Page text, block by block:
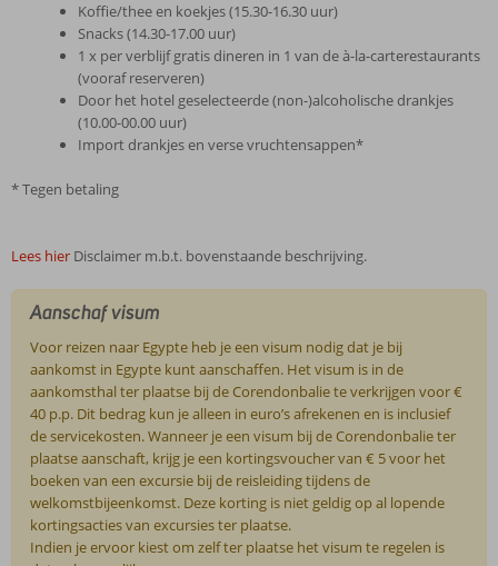
Koffie/thee en koekjes (15.30-16.30 uur)
Snacks (14.30-17.00 uur)
1 x per verblijf gratis dineren in 1 van de à-la-carterestaurants
(vooraf reserveren)
Door het hotel geselecteerde (non-)alcoholische drankjes
(10.00-00.00 uur)
Import drankjes en verse vruchtensappen*
* Tegen betaling
Lees hier Disclaimer m.b.t. bovenstaande beschrijving.
Aanschaf visum
Voor reizen naar Egypte heb je een visum nodig dat je bij
aankomst in Egypte kunt aanschaffen. Het visum is in de
aankomsthal ter plaatse bij de Corendonbalie te verkrijgen voor €
40 p.p. Dit bedrag kun je alleen in euro’s afrekenen en is inclusief
de servicekosten. Wanneer je een visum bij de Corendonbalie ter
plaatse aanschaft, krijg je een kortingsvoucher van € 5 voor het
boeken van een excursie bij de reisleiding tijdens de
welkomstbijeenkomst. Deze korting is niet geldig op al lopende
kortingsacties van excursies ter plaatse.
Indien je ervoor kiest om zelf ter plaatse het visum te regelen is